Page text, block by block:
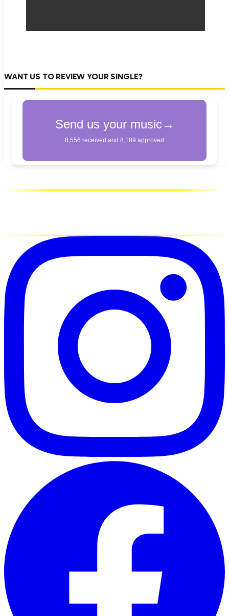
WANT US TO REVIEW YOUR SINGLE?